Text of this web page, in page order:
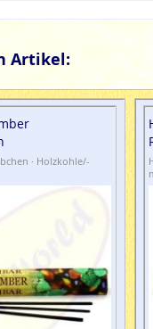
Artikel:
· Holzkohle/-